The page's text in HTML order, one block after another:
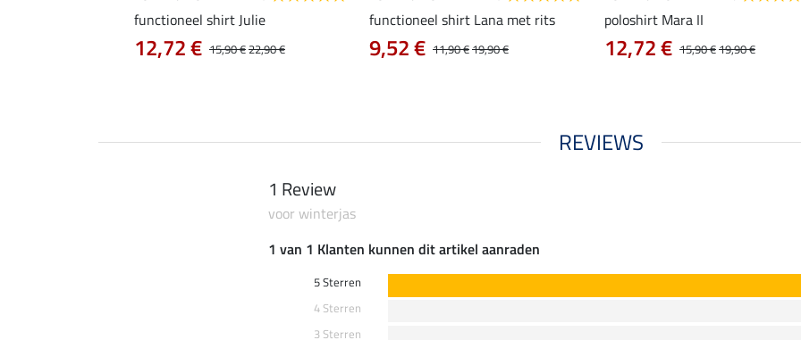
functioneel shirt Julie
15,90 €22,90 €
12,72 €
functioneel shirt Lana met rits
11,90 €19,90 €
9,52 €
poloshirt Mara II
15,90 €19,90 €
12,72 €
REVIEWS
1 Review
voor winterjas
1 van 1 Klanten kunnen dit artikel aanraden
5 Sterren
4 Sterren
3 Sterren